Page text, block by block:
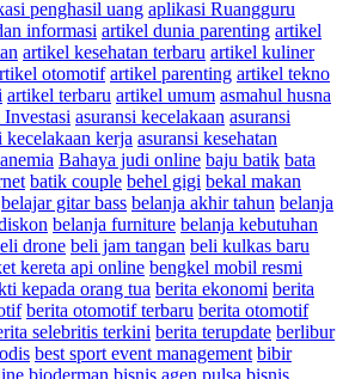
penghasil uang aplikasi Ruangguru
informasi artikel dunia parenting artikel
artikel kesehatan terbaru artikel kuliner
otomotif artikel parenting artikel tekno
artikel terbaru artikel umum asmahul husna
asuransi kecelakaan asuransi
kecelakaan kerja asuransi kesehatan
Bahaya judi online baju batik bata
batik couple behel gigi bekal makan
belajar gitar bass belanja akhir tahun belanja
belanja furniture belanja kebutuhan
drone beli jam tangan beli kulkas baru
kereta api online bengkel mobil resmi
kepada orang tua berita ekonomi berita
berita otomotif terbaru berita otomotif
selebritis terkini berita terupdate berlibur
best sport event management bibir
bioderman bisnis agen pulsa bisnis